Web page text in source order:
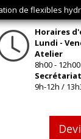
de flexibles
Horaires
Lundi -
Atelier
8h00 -
Secrétariat
9h-12h /